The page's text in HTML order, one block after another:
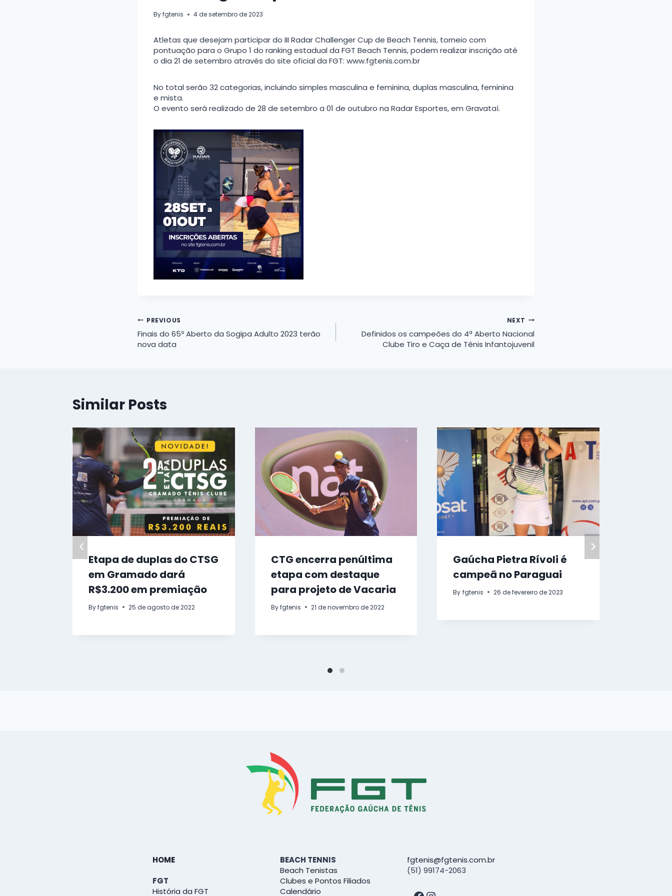
Byfgtenis 4 de setembro de 2023
Atletas que desejam participar do III Radar Challenger Cup de Beach Tennis, torneio com
pontuação para o Grupo 1 do ranking estadual da FGT Beach Tennis, podem realizar inscrição até
o dia 21 de setembro através do site oficial da FGT: www.fgtenis.com.br
No total serão 32 categorias, incluindo simples masculina e feminina, duplas masculina, feminina
e mista.
O evento será realizado de 28 de setembro a 01 de outubro na Radar Esportes, em Gravataí.
Navegação
de
PREVIOUS
Finais do 65º Aberto da Sogipa Adulto 2023 terão
nova data
NEXT
Definidos os campeões do 4ª Aberto Nacional
Clube Tiro e Caça de Tênis Infantojuvenil
Similar Posts
Etapa de duplas do CTSG
em Gramado dará
R$3.200 em premiação
Byfgtenis 25 de agosto de 2022
CTG encerra penúltima
etapa com destaque
para projeto de Vacaria
Byfgtenis 21 de novembro de 2022
Gaúcha Pietra Rívoli é
campeã no Paraguai
By fgtenis 26 de fevereiro de 2023
HOME
FGT
História da FGT
BEACH TENNIS
Beach Tenistas
Clubes e Pontos Filiados
Calendário
fgtenis@fgtenis.com.br
(51) 99174-2063